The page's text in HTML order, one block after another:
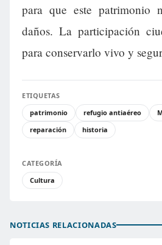
para que este patrimonio
daños. La participación
para conservarlo vivo y
ETIQUETAS
patrimonio
refugio antiaéreo
reparación
historia
CATEGORÍA
Cultura
NOTICIAS RELACIONADAS